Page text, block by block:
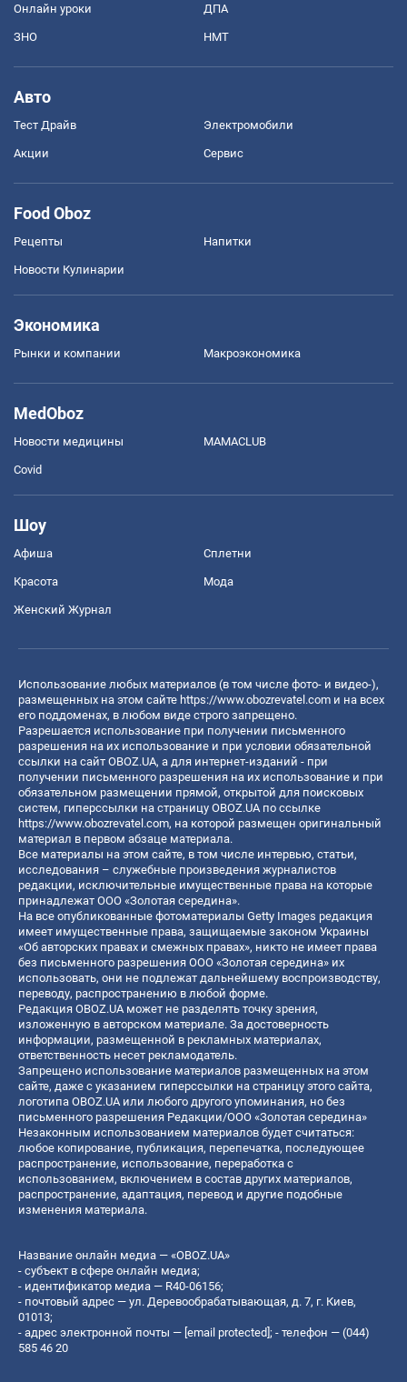
Онлайн уроки ДПА
ЗНО НМТ
Авто
Тест Драйв Электромобили
Акции Сервис
Food Oboz
Рецепты Напитки
Новости Кулинарии
Экономика
Рынки и компании Mакроэкономика
MedOboz
Новости медицины MAMACLUB
Covid
Шоу
Афиша Сплетни
Красота Мода
Женский Журнал
Использование любых материалов (в том числе фото- и видео-),
размещенных на этом сайте https://www.obozrevatel.com и на всех
его поддоменах, в любом виде строго запрещено.
Разрешается использование при получении письменного
разрешения на их использование и при условии обязательной
ссылки на сайт OBOZ.UA, а для интернет-изданий - при
получении письменного разрешения на их использование и при
обязательном размещении прямой, открытой для поисковых
систем, гиперссылки на страницу OBOZ.UA по ссылке
https://www.obozrevatel.com, на которой размещен оригинальный
материал в первом абзаце материала.
Все материалы на этом сайте, в том числе интервью, статьи,
исследования – служебные произведения журналистов
редакции, исключительные имущественные права на которые
принадлежат ООО «Золотая середина».
На все опубликованные фотоматериалы Getty Images редакция
имеет имущественные права, защищаемые законом Украины
«Об авторских правах и смежных правах», никто не имеет права
без письменного разрешения ООО «Золотая середина» их
использовать, они не подлежат дальнейшему воспроизводству,
переводу, распространению в любой форме.
Редакция OBOZ.UA может не разделять точку зрения,
изложенную в авторском материале. За достоверность
информации, размещенной в рекламных материалах,
ответственность несет рекламодатель.
Запрещено использование материалов размещенных на этом
сайте, даже с указанием гиперссылки на страницу этого сайта,
логотипа OBOZ.UA или любого другого упоминания, но без
письменного разрешения Редакции/ООО «Золотая середина»
Незаконным использованием материалов будет считаться:
любое копирование, публикация, перепечатка, последующее
распространение, использование, переработка с
использованием, включением в состав других материалов,
распространение, адаптация, перевод и другие подобные
изменения материала.
Название онлайн медиа — «OBOZ.UA»
- субъект в сфере онлайн медиа;
- идентификатор медиа — R40-06156;
- почтовый адрес — ул. Деревообрабатывающая, д. 7, г. Киев,
01013;
- адрес электронной почты — [email protected]; - телефон — (044)
585 46 20